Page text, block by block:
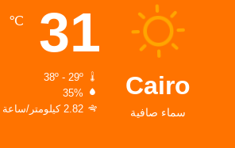
Cairo
سماء صافية
31
℃
35%
2.82 كيلومتر/ساعة